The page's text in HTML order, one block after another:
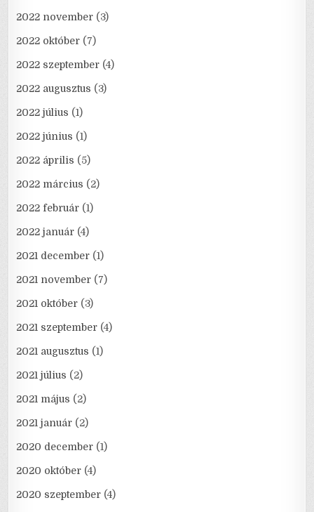
2022 november (3)
2022 október (7)
2022 szeptember (4)
2022 augusztus (3)
2022 július (1)
2022 június (1)
2022 április (5)
2022 március (2)
2022 február (1)
2022 január (4)
2021 december (1)
2021 november (7)
2021 október (3)
2021 szeptember (4)
2021 augusztus (1)
2021 július (2)
2021 május (2)
2021 január (2)
2020 december (1)
2020 október (4)
2020 szeptember (4)